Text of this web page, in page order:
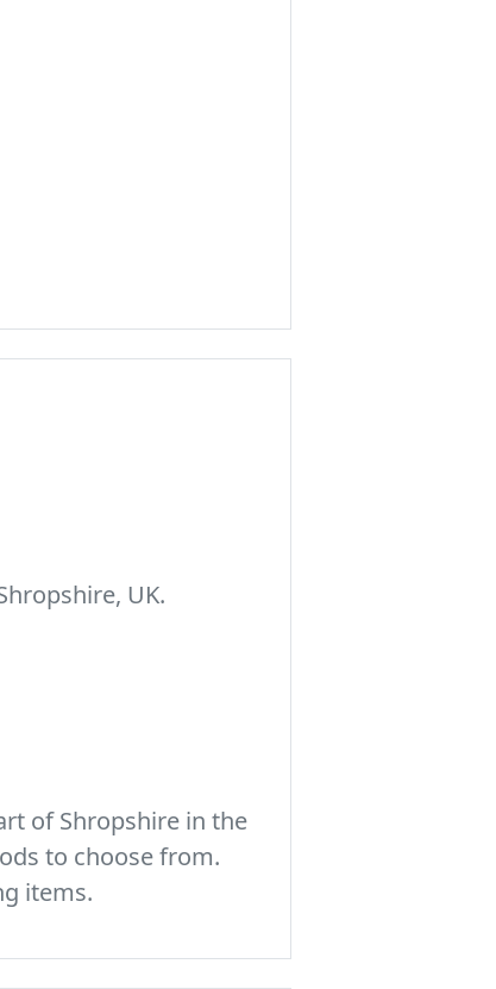
UK.
of Shropshire in the
to choose from.
items.